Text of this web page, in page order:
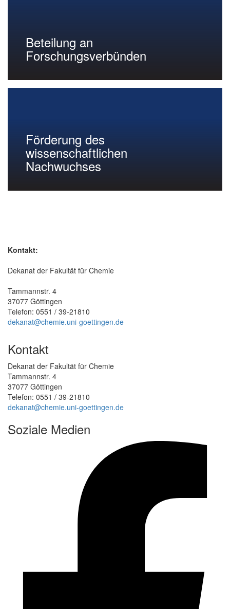
Beteilung an
Forschungsverbünden
Förderung des
wissenschaftlichen
Nachwuchses
Kontakt:
Dekanat der Fakultät für Chemie
Tammannstr. 4
37077 Göttingen
Telefon: 0551 / 39-21810
dekanat@chemie.uni-goettingen.de
Kontakt
Dekanat der Fakultät für Chemie
Tammannstr. 4
37077 Göttingen
Telefon: 0551 / 39-21810
dekanat@chemie.uni-goettingen.de
Soziale Medien